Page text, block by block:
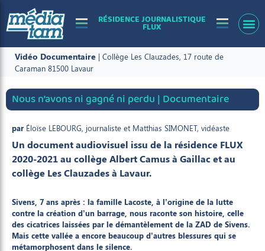
RÉSIDENCE JOURNALISTIQUE
FLUX
Vidéo Documentaire | Collège Les Clauzades, 17 route de
Caraman 81500 Lavaur
Nous n’avons ni gagné ni perdu | Documentaire
par Éloïse LEBOURG, journaliste et Matthias SIMONET, vidéaste
Un document audiovisuel issu de la résidence FLUX
2020-2021 au collège Albert Camus à Gaillac et au
collège Les Clauzades à Lavaur.
Sivens, 7 ans après : la famille Lacoste, à l’origine de la lutte
contre la création d’un barrage, nous raconte son histoire, celle
des cicatrices laissées par le démantèlement de la ZAD de Sivens.
Mais cette vallée a encore beaucoup d’autres blessures qui se
métamorphosent dans le silence.